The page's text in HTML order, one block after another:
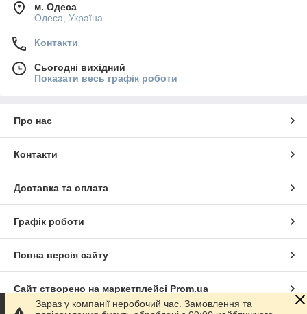
м. Одеса
Одеса, Україна
Контакти
Сьогодні вихідний
Показати весь графік роботи
Про нас
Контакти
Доставка та оплата
Графік роботи
Повна версія сайту
Сайт створено на маркетплейсі Prom.ua
Зараз у компанії неробочий час. Замовлення та